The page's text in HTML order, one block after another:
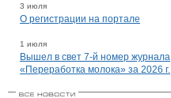
3 июля
О регистрации на портале
1 июля
Вышел в свет 7-й номер журнала
«Переработка молока» за 2026 г.